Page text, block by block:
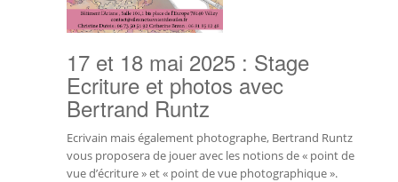
17 et 18 mai 2025 : Stage
Ecriture et photos avec
Bertrand Runtz
Ecrivain mais également photographe, Bertrand Runtz
vous proposera de jouer avec les notions de « point de
vue d’écriture » et « point de vue photographique ».